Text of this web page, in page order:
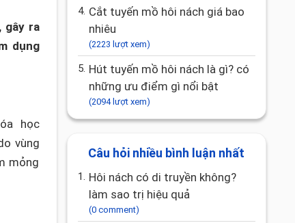
gây ra
dụng
học
vùng
mỏng
4. Cắt tuyến mồ hôi nách giá bao
nhiêu
(2223 lượt xem)
5. Hút tuyến mồ hôi nách là gì? có
những ưu điểm gì nổi bật
(2094 lượt xem)
Câu hỏi nhiều bình luận nhất
1. Hôi nách có di truyền không?
làm sao trị hiệu quả
(0 comment)